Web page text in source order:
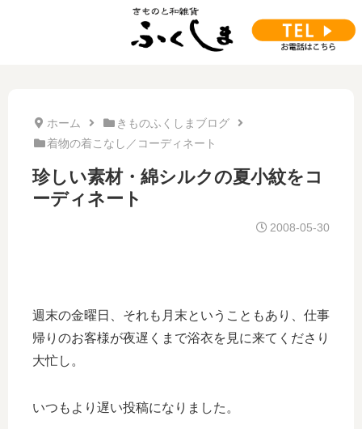
ホーム
きものふくしまブログ
着物の着こなし／コーディネート
珍しい素材・綿シルクの夏小紋をコ
ーディネート
2008-05-30
週末の金曜日、それも月末ということもあり、仕事
帰りのお客様が夜遅くまで浴衣を見に来てくださり
大忙し。
いつもより遅い投稿になりました。